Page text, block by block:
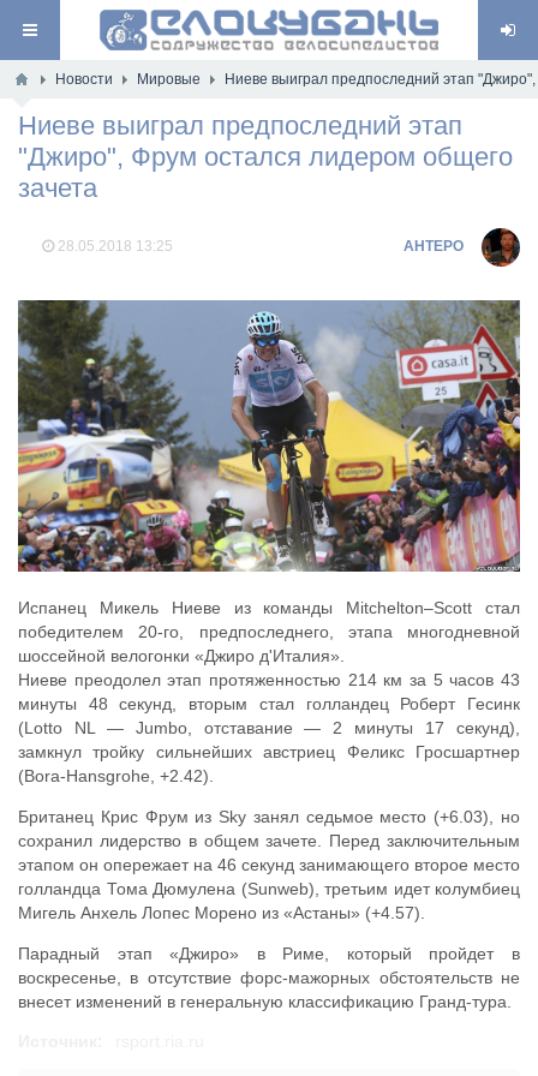
Новости Мировые Ниеве выиграл предпоследний этап
Ниеве выиграл предпоследний этап
"Джиро", Фрум остался лидером общего
зачета
28.05.2018 13:25 AHTEPO
Испанец Микель Ниеве из команды Mitchelton–Scott стал
победителем 20-го, предпоследнего, этапа многодневной
шоссейной велогонки «Джиро д'Италия».
Ниеве преодолел этап протяженностью 214 км за 5 часов 43
минуты 48 секунд, вторым стал голландец Роберт Гесинк
(Lotto NL — Jumbo, отставание — 2 минуты 17 секунд),
замкнул тройку сильнейших австриец Феликс Гросшартнер
(Bora-Hansgrohe, +2.42).
Британец Крис Фрум из Sky занял седьмое место (+6.03), но
сохранил лидерство в общем зачете. Перед заключительным
этапом он опережает на 46 секунд занимающего второе место
голландца Тома Дюмулена (Sunweb), третьим идет колумбиец
Мигель Анхель Лопес Морено из «Астаны» (+4.57).
Парадный этап «Джиро» в Риме, который пройдет в
воскресенье, в отсутствие форс-мажорных обстоятельств не
внесет изменений в генеральную классификацию Гранд-тура.